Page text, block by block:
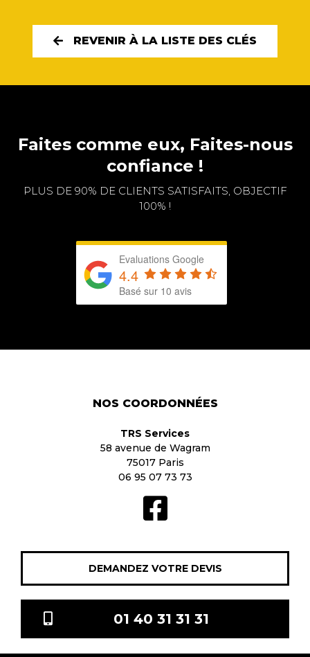
REVENIR À LA LISTE DES CLÉS
Faites comme eux, Faites-nous
confiance !
PLUS DE 90% DE CLIENTS SATISFAITS, OBJECTIF
100% !
Evaluations Google
4.4
Basé sur 10 avis
NOS COORDONNÉES
TRS Services
58 avenue de Wagram
75017 Paris
06 95 07 73 73
DEMANDEZ VOTRE DEVIS
01 40 31 31 31